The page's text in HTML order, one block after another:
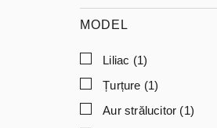
MODEL
Liliac (1)
Țurțure (1)
Aur strălucitor (1)